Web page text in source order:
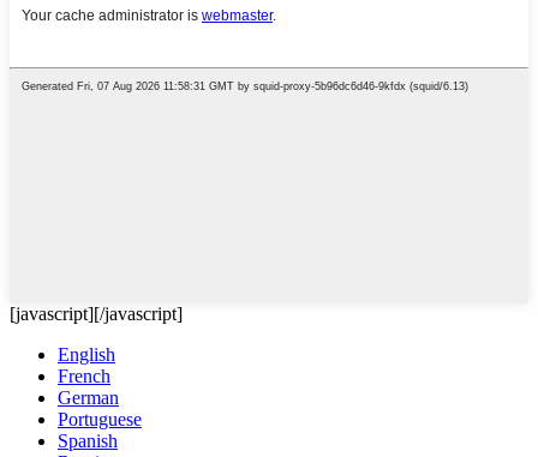
[javascript][/javascript]
English
French
German
Portuguese
Spanish